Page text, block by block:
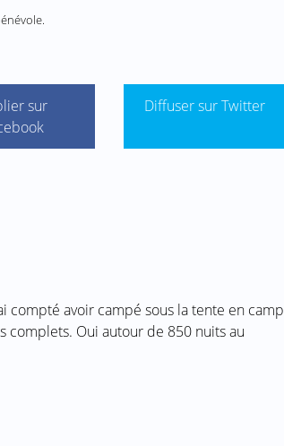
sur
Diffuser sur Twitter
compté avoir campé sous la tente en camp
complets. Oui autour de 850 nuits au